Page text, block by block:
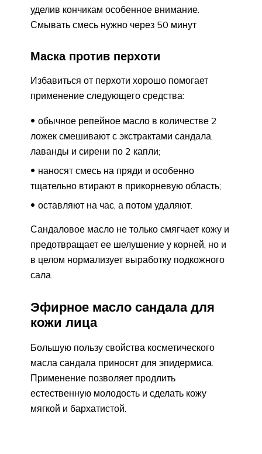
уделив кончикам особенное внимание.
Смывать смесь нужно через 50 минут
Маска против перхоти
Избавиться от перхоти хорошо помогает
применение следующего средства:
обычное репейное масло в количестве 2
ложек смешивают с экстрактами сандала,
лаванды и сирени по 2 капли;
наносят смесь на пряди и особенно
тщательно втирают в прикорневую область;
оставляют на час, а потом удаляют.
Сандаловое масло не только смягчает кожу и
предотвращает ее шелушение у корней, но и
в целом нормализует выработку подкожного
сала.
Эфирное масло сандала для
кожи лица
Большую пользу свойства косметического
масла сандала приносят для эпидермиса.
Применение позволяет продлить
естественную молодость и сделать кожу
мягкой и бархатистой.